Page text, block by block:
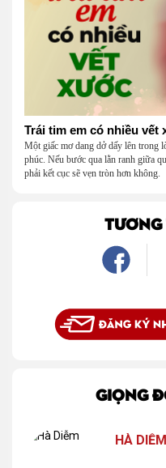
Trái tim em có nhiều vết
Một giấc mơ dang dở dấy lên trong
phúc. Nếu bước qua lằn ranh giữa
phải kết cục sẽ vẹn tròn hơn không.
GIỌNG
HÀ DIỄM